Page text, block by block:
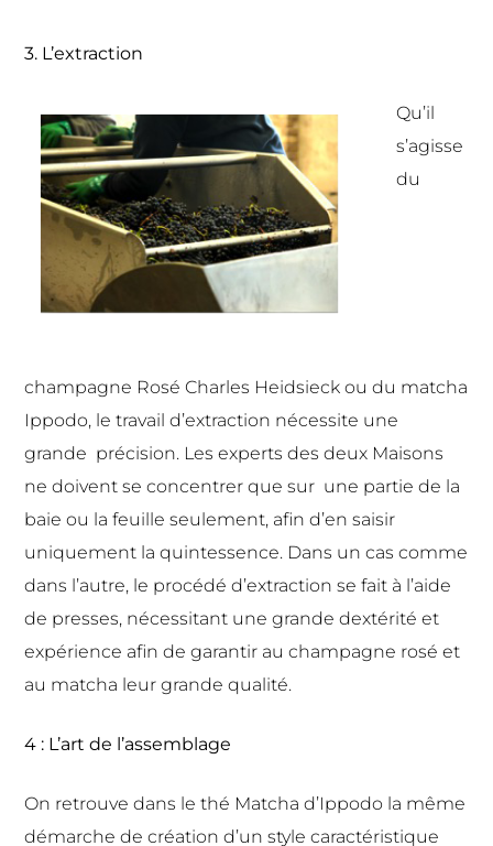
3. L’extraction
Qu’il
s’agisse
du
champagne Rosé Charles Heidsieck ou du matcha
Ippodo, le travail d’extraction nécessite une
grande précision. Les experts des deux Maisons
ne doivent se concentrer que sur une partie de la
baie ou la feuille seulement, afin d’en saisir
uniquement la quintessence. Dans un cas comme
dans l’autre, le procédé d’extraction se fait à l’aide
de presses, nécessitant une grande dextérité et
expérience afin de garantir au champagne rosé et
au matcha leur grande qualité.
4 : L’art de l’assemblage
On retrouve dans le thé Matcha d’Ippodo la même
démarche de création d’un stylecaractéristique